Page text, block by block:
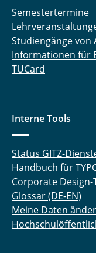
Semestertermine
Studiengänge von
Informationen für
TUCard
Interne Tools
Status GITZ-
Handbuch für
Corporate
Glossar (DE-EN)
Meine Daten